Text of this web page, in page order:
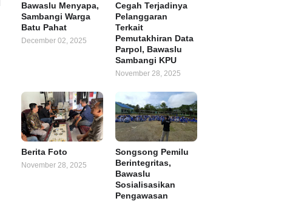
Bawaslu Menyapa,
Sambangi Warga
Batu Pahat
December 02, 2025
Cegah Terjadinya
Pelanggaran
Terkait
Pemutakhiran Data
Parpol, Bawaslu
Sambangi KPU
November 28, 2025
Berita Foto
November 28, 2025
Songsong Pemilu
Berintegritas,
Bawaslu
Sosialisasikan
Pengawasan